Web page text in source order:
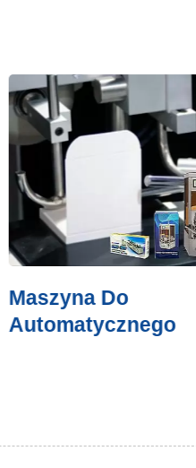
Maszyna Do
Automatycznego